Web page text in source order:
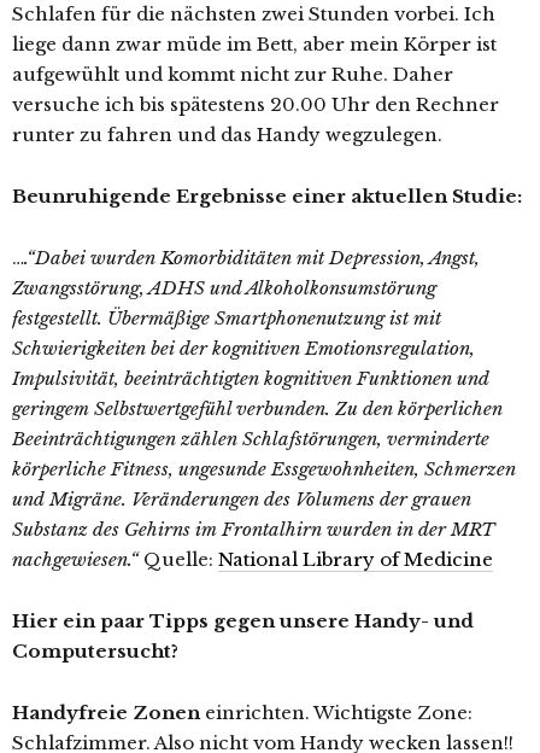
Schlafen für die nächsten zwei Stunden vorbei. Ich
liege dann zwar müde im Bett, aber mein Körper ist
aufgewühlt und kommt nicht zur Ruhe. Daher
versuche ich bis spätestens 20.00 Uhr den Rechner
runter zu fahren und das Handy wegzulegen.
Beunruhigende Ergebnisse einer aktuellen Studie:
….“Dabei wurden Komorbiditäten mit Depression, Angst,
Zwangsstörung, ADHS und Alkoholkonsumstörung
festgestellt. Übermäßige Smartphonenutzung ist mit
Schwierigkeiten bei der kognitiven Emotionsregulation,
Impulsivität, beeinträchtigten kognitiven Funktionen und
geringem Selbstwertgefühl verbunden. Zu den körperlichen
Beeinträchtigungen zählen Schlafstörungen, verminderte
körperliche Fitness, ungesunde Essgewohnheiten, Schmerzen
und Migräne. Veränderungen des Volumens der grauen
Substanz des Gehirns im Frontalhirn wurden in der MRT
nachgewiesen.“Quelle: National Library of Medicine
Hier ein paar Tipps gegen unsere Handy- und
Computersucht?
Handyfreie Zoneneinrichten. Wichtigste Zone:
Schlafzimmer. Also nicht vom Handy wecken lassen!!